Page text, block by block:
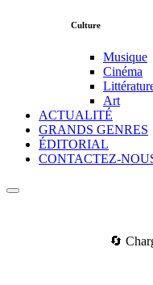
Culture
Musique
Cinéma
Art
ACTUALITÉ
GRANDS GENRES
ÉDITORIAL
CONTACTEZ-
🔄